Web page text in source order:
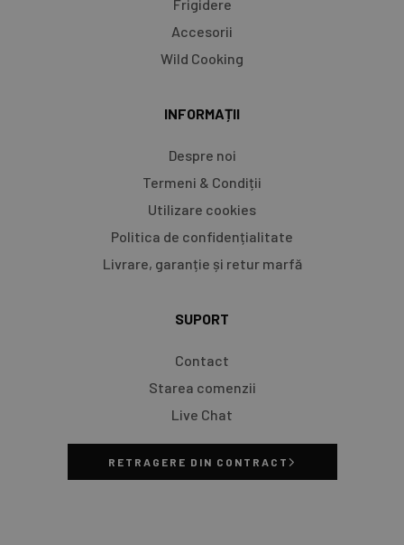
Frigidere
Accesorii
Wild Cooking
INFORMAȚII
Despre noi
Termeni & Condiții
Utilizare cookies
Politica de confidențialitate
Livrare, garanție și retur marfă​
SUPORT
Contact
Starea comenzii
Live Chat
RETRAGERE DIN CONTRACT